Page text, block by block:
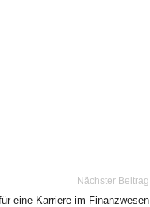
Nächster Beitrag
eine Karriere im Finanzwesen